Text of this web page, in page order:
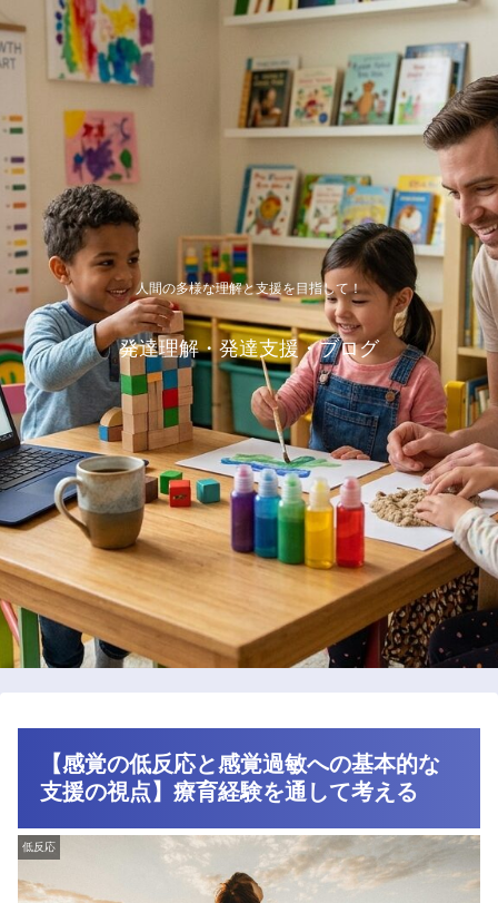
人間の多様な理解と支援を目指して！
発達理解・発達支援・ブログ
【感覚の低反応と感覚過敏への基本的な
支援の視点】療育経験を通して考える
低反応